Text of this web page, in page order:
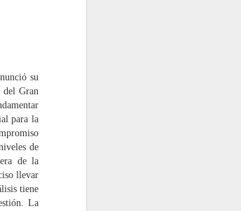
su
del Gran
para la
de
de la
llevar
tiene
La